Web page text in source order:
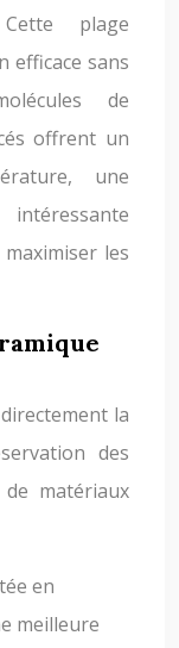
Cette plage
efficace sans
de
offrent un
une
les
la
des
matériaux
en
meilleure